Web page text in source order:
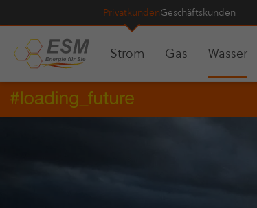
Pri­vat­kun­denGeschäfts­kun­den
Strom Gas Wasser